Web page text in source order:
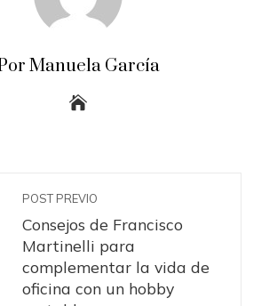
Manuela García
POST PREVIO
Consejos de Francisco
Martinelli para
complementar la vida de
oficina con un hobby